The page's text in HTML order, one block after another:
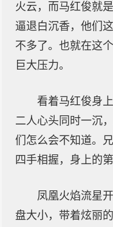
火云，而马红俊就
逼退白沉香，他们
不多了。也就在这
巨大压力。
看着马红俊身
二人心头同时一沉
们怎么会不知道。
四手相握，身上的
凤凰火焰流星
盘大小，带着炫丽